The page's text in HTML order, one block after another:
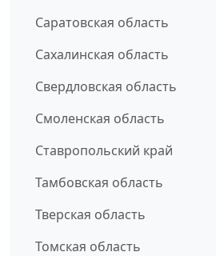
Саратовская область
Сахалинская область
Свердловская область
Смоленская область
Ставропольский край
Тамбовская область
Тверская область
Томская область